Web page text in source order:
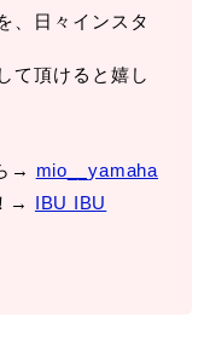
、日々インスタ
て頂けると嬉し
→ mio__yamaha
→ IBU IBU